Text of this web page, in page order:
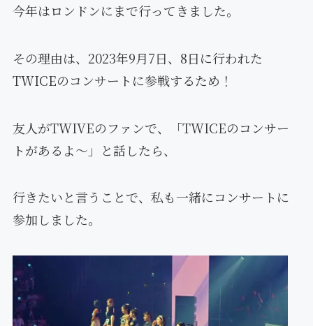
今年はロンドンにまで行ってきました。
その理由は、2023年9月7日、8日に行われた
TWICEのコンサートに参戦するため！
友人がTWIVEのファンで、「TWICEのコンサー
トがあるよ〜」と話したら、
行きたいと言うことで、私も一緒にコンサートに
参加しました。